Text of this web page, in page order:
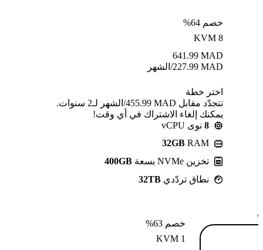
خصم 64%
KVM 8
MAD
641.99
MAD
227.99/الشهر
اختر خطة
تتجدّد مقابل MAD ⁦455.99⁩/الشهر لـ2 سنوات.
يمكنك إلغاء الاشتراك في أي وقت!
8 نوى vCPU
32GB RAM
تخزين NVMe بسعة
400GB
نطاق تردّدي 32TB
خصم 63%
KVM 1